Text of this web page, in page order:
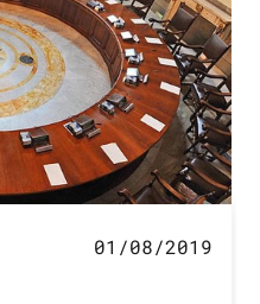
01/08/2019